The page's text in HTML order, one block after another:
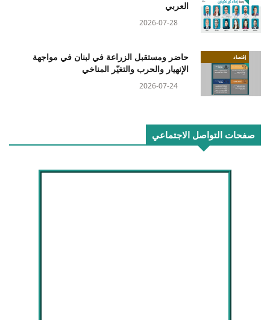
العربي
2026-07-28
إقتصاد
حاضر ومستقبل الزراعة في لبنان في مواجهة
الإنهيار والحرب والتغيّر المناخي
2026-07-24
صفحات التواصل الاجتماعي